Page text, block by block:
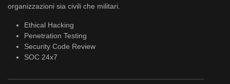
organizzazioni sia civili che militari.
Ethical Hacking
Penetration Testing
Security Code Review
SOC 24x7